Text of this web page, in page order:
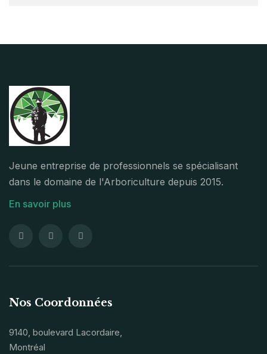
Jeune entreprise de professionnels se spécialisant
dans le domaine de l'Arboriculture depuis 2015.
En savoir plus
Nos Coordonnées
9140, boulevard Lacordaire,
Montréal